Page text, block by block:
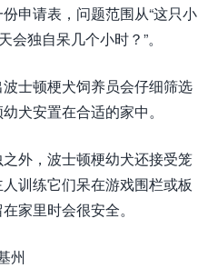
申请表，问题范围从“这只小
会独自呆几个小时？”。
士顿梗犬饲养员会仔细筛选
犬安置在合适的家中。
外，波士顿梗幼犬还接受笼
训练它们呆在游戏围栏或板
家里时会很安全。
州